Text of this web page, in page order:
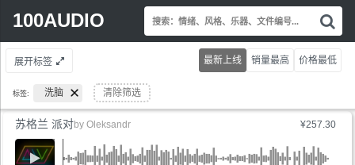
100AUDIO
Search
索
情
绪
乐
展开标签
标签: 洗脑 清除筛选
最新上线 销量最高 价格最低
¥257.30
苏格兰 派对by Oleksandr